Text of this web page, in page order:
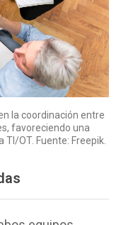
la coordinación entre
favoreciendo una
OT. Fuente: Freepik.